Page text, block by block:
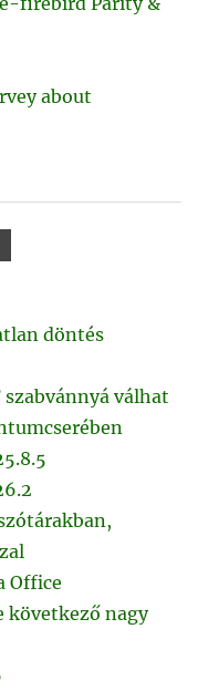
about
döntés
szabvánnyá válhat
Office
következő nagy